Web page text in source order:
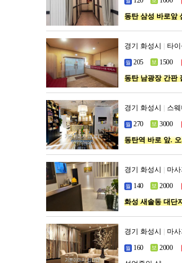
동탄 삼성 바로앞
경기 화성시 타
동탄 남광장 간판
경기 화성시 스웨
동탄역 바로 앞.
경기 화성시 마
화성 새솔동 대단
경기 화성시 마